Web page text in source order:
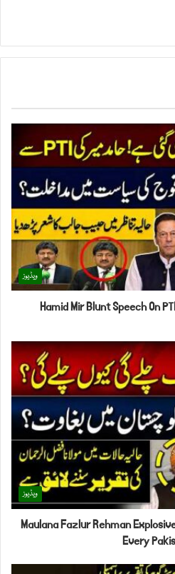
ویڈیوز
Hamid Mir Blunt Speech On
ویڈیوز
Maulana Fazlur Rehman
Every